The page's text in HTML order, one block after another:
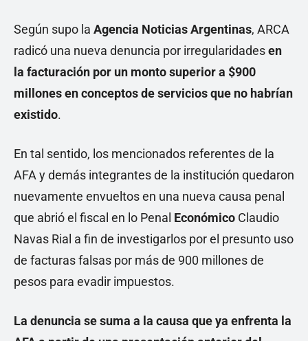
Según supo la Agencia Noticias Argentinas, ARCA
radicó una nueva denuncia por irregularidadesen
la facturación por un monto superior a $900
millones en conceptos de servicios que no habrían
existido.
En tal sentido, los mencionados referentes de la
AFA y demás integrantes de la institución quedaron
nuevamente envueltos en una nueva causa penal
que abrió el fiscal en lo Penal Económico Claudio
Navas Rial a fin de investigarlos por el presunto uso
de facturas falsas por más de 900 millones de
pesos para evadir impuestos.
La denuncia se suma a la causa que ya enfrenta la